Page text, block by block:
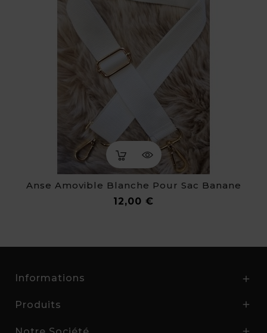
Anse Amovible Blanche Pour Sac Banane
12,00 €
Informations 
Produits 